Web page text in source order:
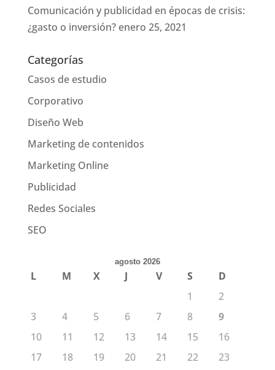
Comunicación y publicidad en épocas de crisis:
¿gasto o inversión? enero 25, 2021
Categorías
Casos de estudio
Corporativo
Diseño Web
Marketing de contenidos
Marketing Online
Publicidad
Redes Sociales
SEO
agosto 2026
L M X J V S
D
1
2
3
4 5 6 7 8
9
10
11 12 13 14 15
16
17
18 19 20 21 22 23